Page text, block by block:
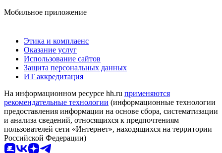
Мобильное приложение
Этика и комплаенс
Оказание услуг
Использование сайтов
Защита персональных данных
ИТ аккредитация
На информационном ресурсе hh.ru применяются
рекомендательные технологии (информационные технологии
предоставления информации на основе сбора, систематизации
и анализа сведений, относящихся к предпочтениям
пользователей сети «Интернет», находящихся на территории
Российской Федерации)